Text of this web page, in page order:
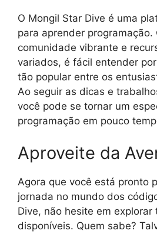
O Mongil Star Dive é uma
para aprender programação.
comunidade vibrante e
variados, é fácil entender
tão popular entre os
Ao seguir as dicas e
você pode se tornar um
programação em pouco
Aproveite da
Agora que você está pronto
jornada no mundo dos
Dive, não hesite em explorar
disponíveis. Quem sabe?